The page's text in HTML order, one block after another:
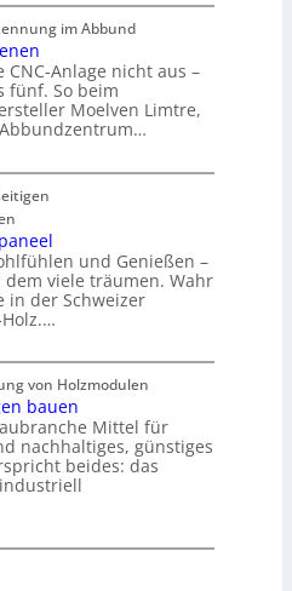
im Abbund
Anlage nicht aus –
fünf. So beim
Moelven Limtre,
und Genießen –
viele träumen. Wahr
in der Schweizer
von Holzmodulen
bauen
Mittel für
nachhaltiges, günstiges
beides: das